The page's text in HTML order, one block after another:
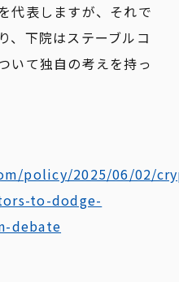
代表しますが、それで
、下院はステーブルコ
いて独自の考えを持っ
policy/2025/06/02/
to-dodge-
debate